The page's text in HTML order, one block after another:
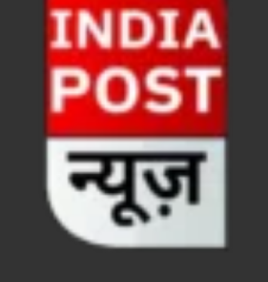
धरती का स्वास्थ्य सही रहेगा तभी बची रहेगी सृष्टिः योगी
4 Years Achievements Of Uttarakhand
Jairam Ramesh On BJP: श्यामा प्रसाद मुखर्जी के
AIIMS Rishikesh: केन्द्रीय स्वास्थ्य मंत्री जेपी नड्डा से
Kashi Tamil Sangamm: भारत सरकार भाषाई
Mutul Fund SIP: सिर्फ 2000 महीने जमा करके कैसे बन
Vande Matram In Parilament: वंदे मातरम पर संसद में
Manas Khand Mala Yojana: मुख्यमंत्री धामी ने किया
Bastar Mobile Network: बस्तर के कोंडापल्ली में
Skill Development & Polytechnic Courses: